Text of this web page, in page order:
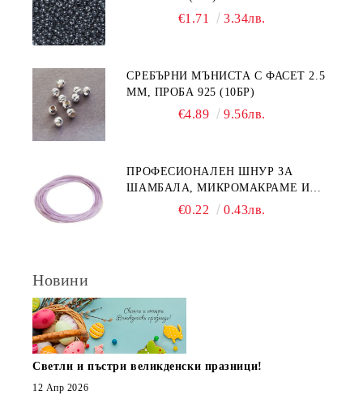
€1.71 3.34лв.
СРЕБЪРНИ МЪНИСТА С ФАСЕТ 2.5
ММ, ПРОБА 925 (10БР)
€4.89 9.56лв.
ПРОФЕСИОНАЛЕН ШНУР ЗА
ШАМБАЛА, МИКРОМАКРАМЕ И
ВЪЗЛИ,GRIFFIN, ЦВЯТ ЛЮЛЯК1ММ
€0.22 0.43лв.
Новини
Светли и пъстри великденски празници!
12 Апр 2026